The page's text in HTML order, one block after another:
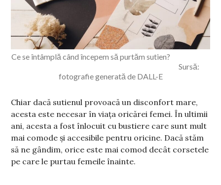
Ce se întâmplă când începem să purtăm sutien?
Sursă:
fotografie generată de DALL-E
Chiar dacă sutienul provoacă un disconfort mare,
acesta este necesar în viața oricărei femei. În ultimii
ani, acesta a fost înlocuit cu bustiere care sunt mult
mai comode și accesibile pentru oricine. Dacă stăm
să ne gândim, orice este mai comod decât corsetele
pe care le purtau femeile înainte.